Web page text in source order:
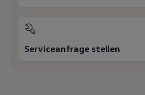
Serviceanfrage stellen